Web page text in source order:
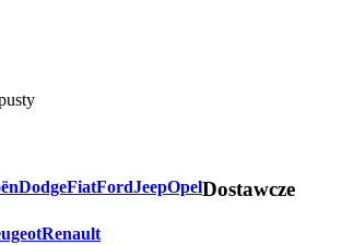
DodgeFiatFordJeepOpelDostawcze
Renault